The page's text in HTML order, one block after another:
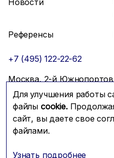
Для улучшения работы
файлы cookie.
сайт, вы даете свое
файлами.
Узнать подробнее
Новости
Референсы
+7 (495) 122-22-62
Москва, 2-й
info@mfmc.ru
© 2026 Компания МФМК